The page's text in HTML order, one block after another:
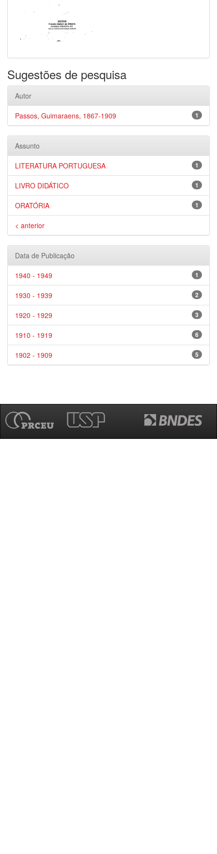
Sugestões de pesquisa
Autor
1
Passos, Guimaraens, 1867-1909
Assunto
1
LITERATURA PORTUGUESA
1
LIVRO DIDÁTICO
1
ORATÓRIA
< anterior
Data de Publicação
1
1940 - 1949
2
1930 - 1939
3
1920 - 1929
6
1910 - 1919
5
1902 - 1909